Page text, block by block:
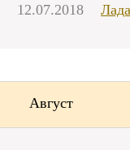
12.07.2018
Август